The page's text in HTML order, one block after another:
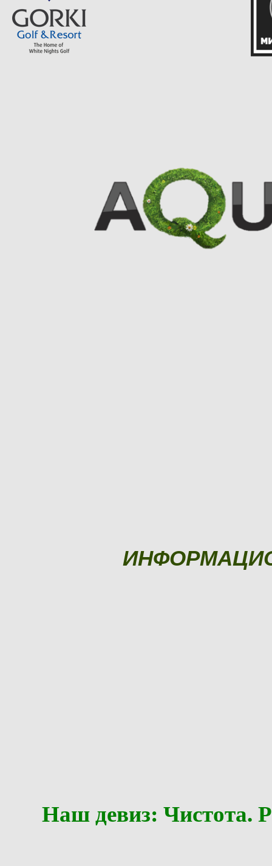
Наш девиз: